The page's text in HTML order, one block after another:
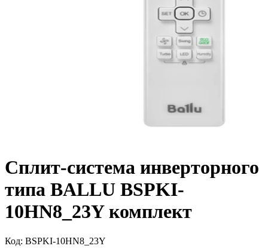
Сплит-система инверторного
типа BALLU BSPKI-
10HN8_23Y комплект
Код: BSPKI-10HN8_23Y